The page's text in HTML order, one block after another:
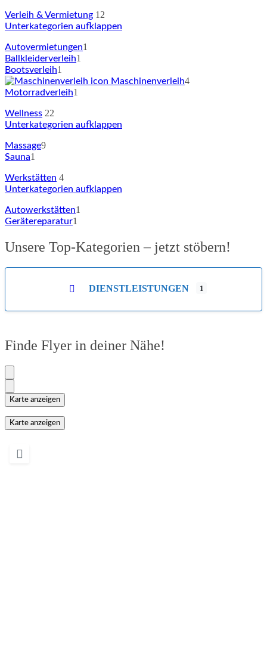
Verleih & Vermietung 12
Unterkategorien aufklappen
Autovermietungen1
Ballkleiderverleih1
Bootsverleih1
Maschinenverleih4
Motorradverleih1
Wellness 22
Unterkategorien aufklappen
Massage9
Sauna1
Werkstätten 4
Unterkategorien aufklappen
Autowerkstätten1
Gerätereparatur1
Unsere Top-Kategorien – jetzt stöbern!
DIENSTLEISTUNGEN 1
Finde Flyer in deiner Nähe!
Karte anzeigen
Karte anzeigen